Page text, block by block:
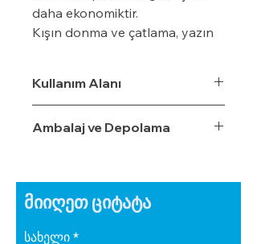
daha ekonomiktir.
Kışın donma ve çatlama, yazın
uyumludur.
Çok hızlı ve pratik uygulanabilir.
Hafiftir, binaya yük getirmez.
Sudan, nemden, dondan ve
Güneş ışınlarından etkilenmez.
Kullanım Alanı
Ambalaj ve Depolama
მიიღეთ ციტატა
სახელი